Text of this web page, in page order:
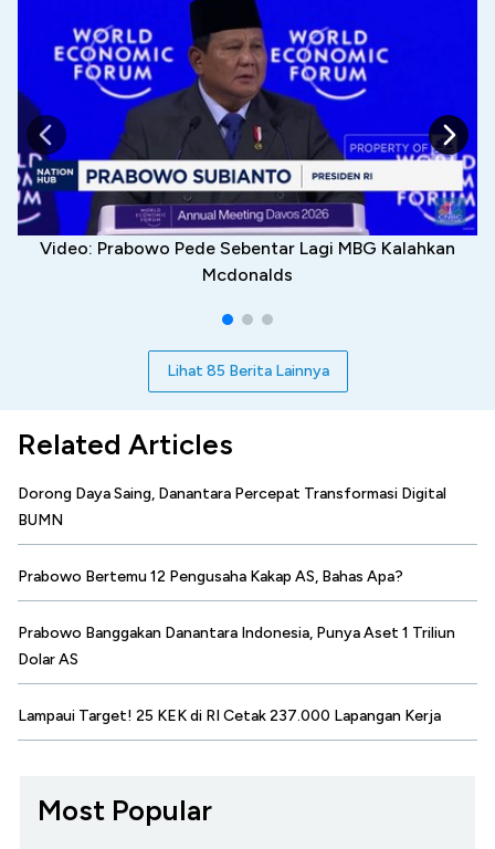
Video: Prabowo Pede Sebentar Lagi MBG Kalahkan
Mcdonalds
Lihat 85 Berita Lainnya
Related Articles
Dorong Daya Saing, Danantara Percepat Transformasi Digital
BUMN
Prabowo Bertemu 12 Pengusaha Kakap AS, Bahas Apa?
Prabowo Banggakan Danantara Indonesia, Punya Aset 1 Triliun
Dolar AS
Lampaui Target! 25 KEK di RI Cetak 237.000 Lapangan Kerja
Most Popular